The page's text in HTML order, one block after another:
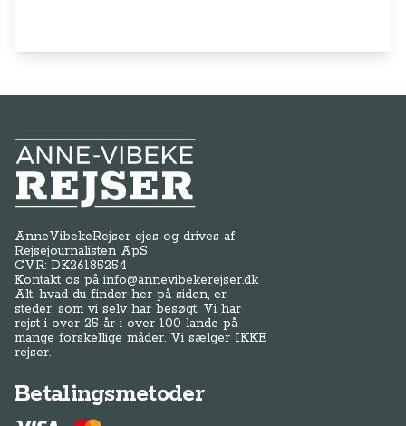
Anne-Vibeke Rejser
AnneVibekeRejser ejes og drives af
Rejsejournalisten ApS
CVR: DK26185254
Kontakt os påinfo@annevibekerejser.dk
Alt, hvad du finder her på siden, er
steder, som vi selv har besøgt. Vi har
rejst i over 25 år i over 100 lande på
mange forskellige måder. Vi sælger IKKE
rejser.
Betalingsmetoder